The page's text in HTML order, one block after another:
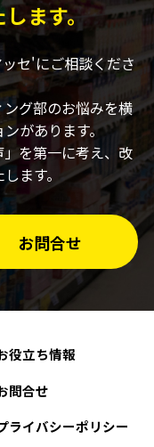
ます。
セ'にご相談くださ
グ部のお悩みを横
があります。
を第一に考え、改
ます。
お問合せ
役立ち情報
問合せ
ライバシーポリシー